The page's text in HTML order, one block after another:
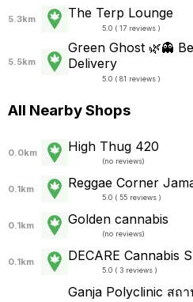
5.3km The Terp Lounge
5.0 ( 17 reviews )
5.5km
Green Ghost 🌿👻
Delivery
5.0 ( 81 reviews )
All Nearby Shops
0.0km High Thug 420
(no reviews)
0.1km Reggae Corner
5.0 ( 55 reviews )
0.1km Golden cannabis
(no reviews)
0.1km DECARE Cannabis
5.0 ( 3 reviews )
Ganja Polyclinic สถ